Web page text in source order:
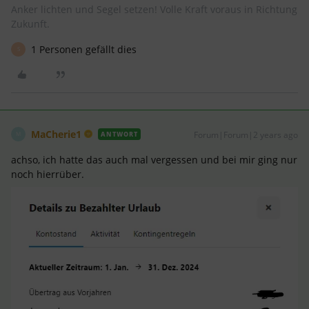
Anker lichten und Segel setzen! Volle Kraft voraus in Richtung
Zukunft.
1 Personen gefällt dies
MaCherie1 ANTWORT
achso, ich hatte das auch mal vergessen und bei mir ging nur
noch hierrüber.